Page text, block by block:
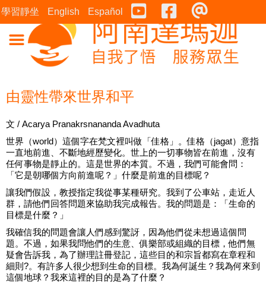
學習靜坐 English Español Youtube Facebook
由靈性帶來世界和平
文 / Acarya Pranakrsnananda Avadhuta
世界（world）這個字在梵文裡叫做「佳格」。佳格（jagat）意指
一直地前進、不斷地經歷變化。世上的一切事物皆在前進，沒有
任何事物是靜止的。這是世界的本質。不過，我們可能會問：
「它是朝哪個方向前進呢？」什麼是前進的目標呢？
讓我們假設，教授指定我從事某種研究。我到了公車站，走近人
群，請他們回答問題來協助我完成報告。我的問題是：「生命的
目標是什麼？」
我確信我的問題會讓人們感到驚訝，因為他們從未想過這個問
題。不過，如果我問他們的生意、俱樂部或組織的目標，他們無
疑會告訴我，為了辦理註冊登記，這些目的和宗旨都寫在章程和
細則?。有許多人很少想到生命的目標。我為何誕生？我為何來到
這個地球？我來這裡的目的是為了什麼？